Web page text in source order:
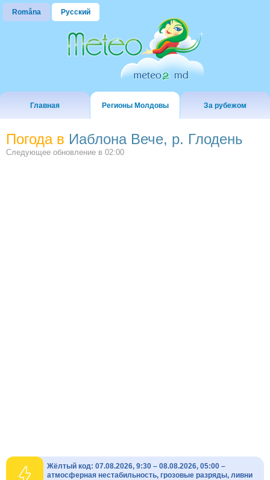
Româna Русский
Главная Регионы Молдовы За рубежом
Погода в Иаблона Вече, р. Глодень
Следующее обновление в 02:00
Жёлтый код: 07.08.2026, 9:30 – 08.08.2026, 05:00 –
атмосферная нестабильность, грозовые разряды, ливни